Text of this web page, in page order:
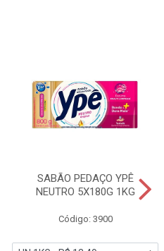
SABÃO PEDAÇO YPÊ
NEUTRO 5X180G 1KG
Código: 3900